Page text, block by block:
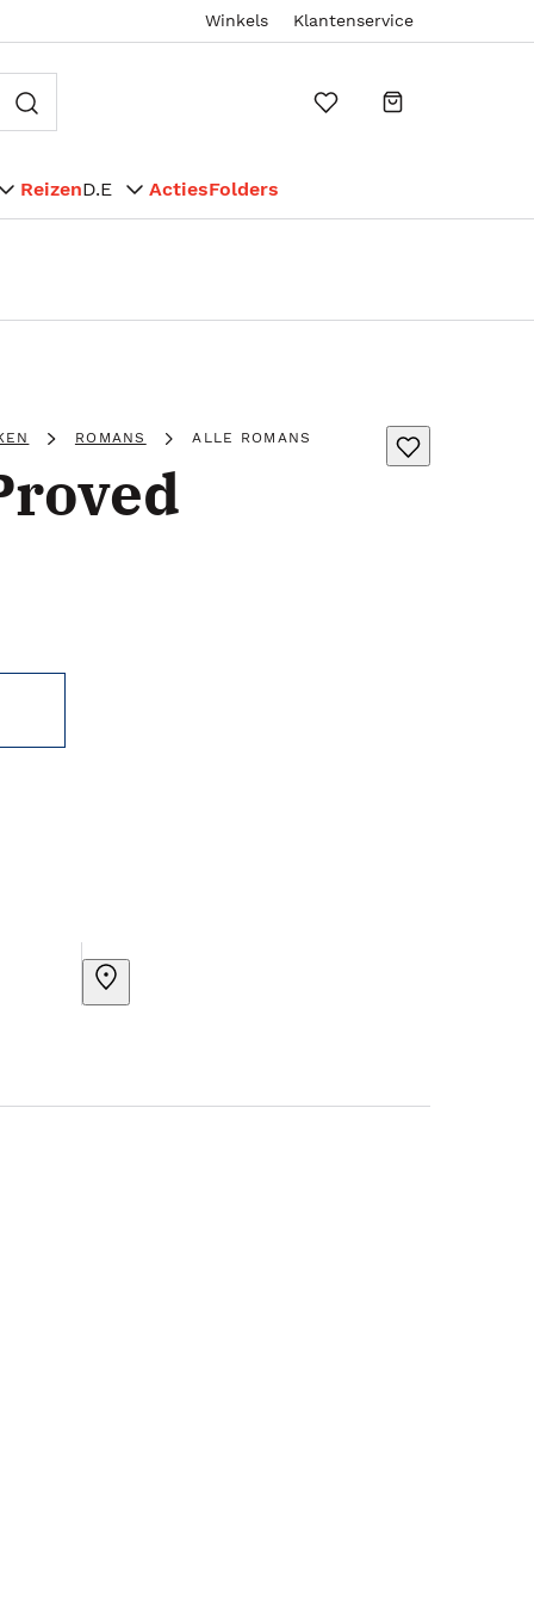
Winkels Klantenservice
ReizenD.E ActiesFolders
ROMANS ALLE ROMANS